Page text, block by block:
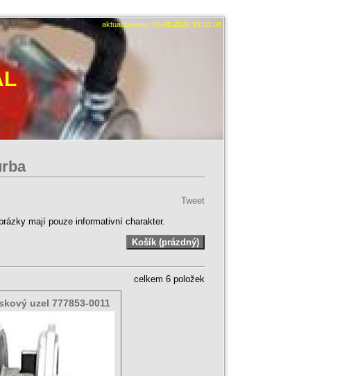
aktualizováno: 05.08.2026 19:18:08
Tweet
mají pouze informativní charakter.
celkem 6 položek
uzel 777853-0011